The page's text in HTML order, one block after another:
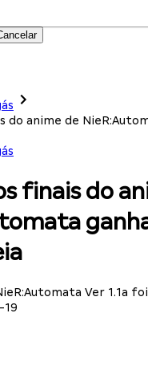
do anime de
finais do
Ver 1.1a
19